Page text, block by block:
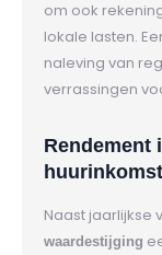
om ook
lokale lasten.
naleving van
verrassingen
Rendement
Naast jaarlijkse
waardestijging